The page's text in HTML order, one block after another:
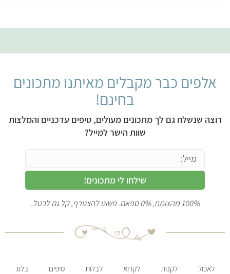
אלפים כבר מקבלים מאיתנו מתכונים
בחינם!
רוצה שנשלח גם לך מתכונים מעולים, טיפים עדכניים והמלצות
שוות הישר למייל?
שילחו לי מתכונים!
100% מהצומח, 0% ספאם. פשוט להצטרף, קל גם לבטל.
לאכול לקנות לקרוא לבלות טיפים בלוג